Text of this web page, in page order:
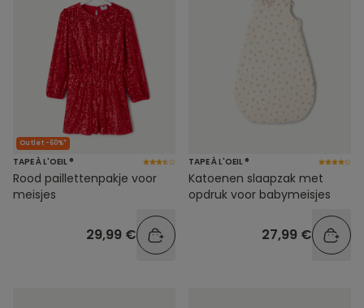
Outlet -60%*
TAPE À L'OEIL ®
Rood paillettenpakje voor
meisjes
29,99 €
TAPE À L'OEIL ®
Katoenen slaapzak met
opdruk voor babymeisjes
27,99 €